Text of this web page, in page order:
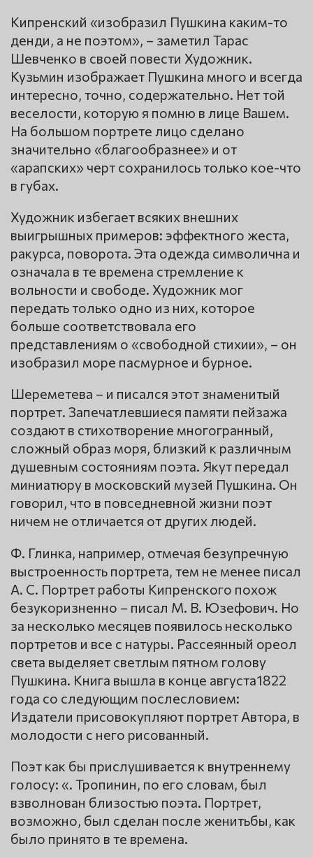
Кипренский «изобразил Пушкина каким-то
денди, а не поэтом», – заметил Тарас
Шевченко в своей повести Художник.
Кузьмин изображает Пушкина много и всегда
интересно, точно, содержательно. Нет той
веселости, которую я помню в лице Вашем.
На большом портрете лицо сделано
значительно «благообразнее» и от
«арапских» черт сохранилось только кое-что
в губах.
Художник избегает всяких внешних
выигрышных примеров: эффектного жеста,
ракурса, поворота. Эта одежда символична и
означала в те времена стремление к
вольности и свободе. Художник мог
передать только одно из них, которое
больше соответствовала его
представлениям о «свободной стихии», – он
изобразил море пасмурное и бурное.
Шереметева – и писался этот знаменитый
портрет. Запечатлевшиеся памяти пейзажа
создают в стихотворение многогранный,
сложный образ моря, близкий к различным
душевным состояниям поэта. Якут передал
миниатюру в московский музей Пушкина. Он
говорил, что в повседневной жизни поэт
ничем не отличается от других людей.
Ф. Глинка, например, отмечая безупречную
выстроенность портрета, тем не менее писал
А. С. Портрет работы Кипренского похож
безукоризненно – писал М. В. Юзефович. Но
за несколько месяцев появилось несколько
портретов и все с натуры. Рассеянный ореол
света выделяет светлым пятном голову
Пушкина. Книга вышла в конце августа1822
года со следующим послесловием:
Издатели присовокупляют портрет Автора, в
молодости с него рисованный.
Поэт как бы прислушивается к внутреннему
голосу: «. Тропинин, по его словам, был
взволнован близостью поэта. Портрет,
возможно, был сделан после женитьбы, как
было принято в те времена.